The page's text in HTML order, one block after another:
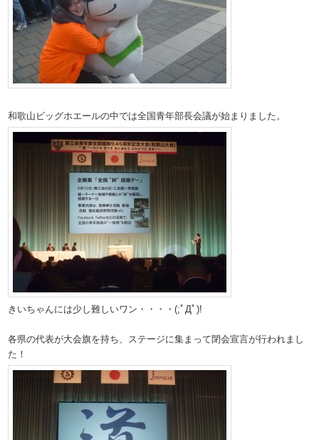
和歌山ビッグホエールの中では全国青年部長会議が始まりました。
きいちゃんには少し難しいワン・・・・(;ﾟДﾟ)!
各県の代表が大会旗を持ち、ステージに集まって閉会宣言が行われまし
た！